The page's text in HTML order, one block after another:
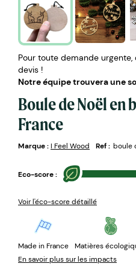
Pour toute demande
devis !
Notre équipe trouvera une
Boule de Noël en
France
Marque :I Feel Wood Ref : boule
Eco-score :
Voir l'éco-score détaillé
Made in France
Matières
En savoir plus sur les impacts